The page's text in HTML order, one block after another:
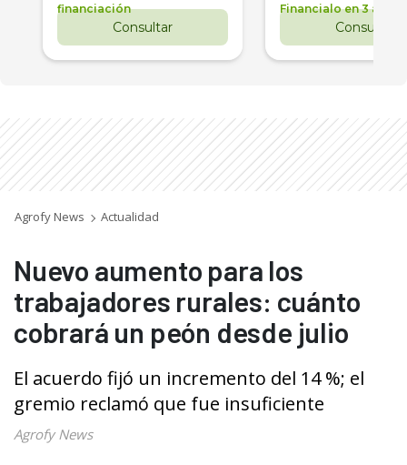
financiación
Consultar
Financialo en 3 años
Consultar
Agrofy News Actualidad
Nuevo aumento para los
trabajadores rurales: cuánto
cobrará un peón desde julio
El acuerdo fijó un incremento del 14 %; el
gremio reclamó que fue insuficiente
Agrofy News